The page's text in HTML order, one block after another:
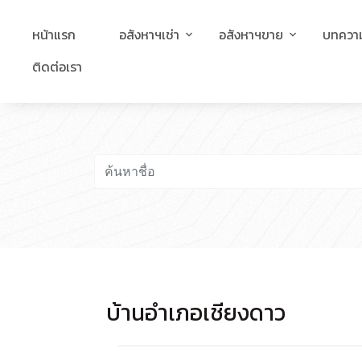
หน้าแรก อสังหาฯเช่า อสังหาฯขาย
บทคว
ติดต่อเรา
บ้านอำเภอเชียงดาว